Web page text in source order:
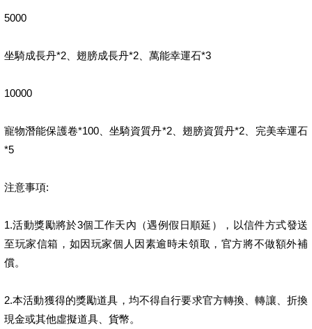
5000
坐騎成長丹*2、翅膀成長丹*2、萬能幸運石*3
10000
寵物潛能保護卷*100、坐騎資質丹*2、翅膀資質丹*2、完美幸運石
*5
注意事項:
1.活動獎勵將於3個工作天內（遇例假日順延），以信件方式發送
至玩家信箱，如因玩家個人因素逾時未領取，官方將不做額外補
償。
2.本活動獲得的獎勵道具，均不得自行要求官方轉換、轉讓、折換
現金或其他虛擬道具、貨幣。